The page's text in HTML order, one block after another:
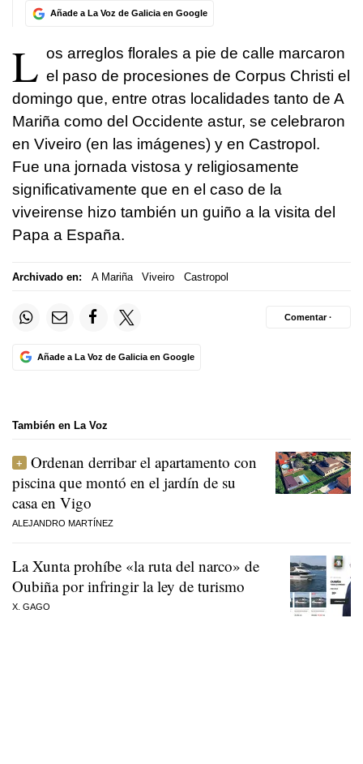
Añade a La Voz de Galicia en Google
L os arreglos florales a pie de calle marcaron
el paso de procesiones de Corpus Christi el
domingo que, entre otras localidades tanto de A
Mariña como del Occidente astur, se celebraron
en Viveiro (en las imágenes) y en Castropol.
Fue una jornada vistosa y religiosamente
significativamente que en el caso de la
viveirense hizo también un guiño a la visita del
Papa a España.
Archivado en: A Mariña Viveiro Castropol
Añade a La Voz de Galicia en Google
Comentar ·
También en La Voz
Ordenan derribar el apartamento con
piscina que montó en el jardín de su
casa en Vigo
ALEJANDRO MARTÍNEZ
La Xunta prohíbe «la ruta del narco» de
Oubiña por infringir la ley de turismo
X. GAGO